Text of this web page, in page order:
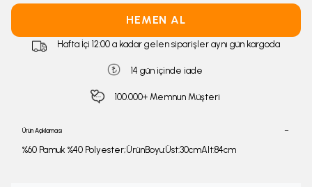
HEMEN AL
Hafta İçi 12:00 a kadar gelen siparişler aynı gün kargoda
14 gün içinde iade
100.000+ Memnun Müşteri
Ürün Açıklaması
%60 Pamuk %40 Polyester;ÜrünBoyu:Üst:30cmAlt:84cm